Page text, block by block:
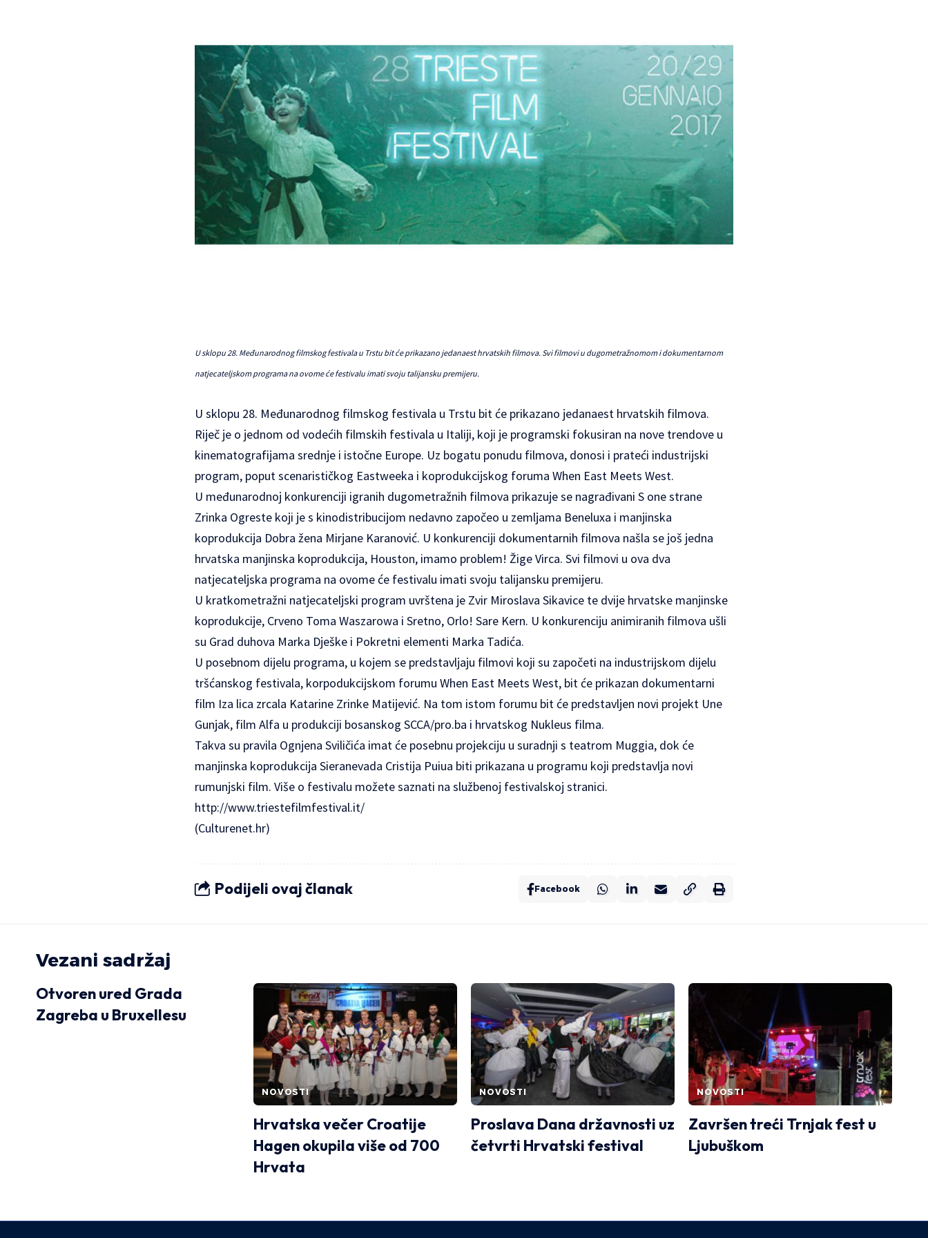
U sklopu 28. Međunarodnog filmskog festivala u Trstu bit će prikazano jedanaest hrvatskih filmova. Svi filmovi u dugometražnomom i dokumentarnom
natjecateljskom programa na ovome će festivalu imati svoju talijansku premijeru.
U sklopu 28. Međunarodnog filmskog festivala u Trstu bit će prikazano jedanaest hrvatskih filmova.
Riječ je o jednom od vodećih filmskih festivala u Italiji, koji je programski fokusiran na nove trendove u
kinematografijama srednje i istočne Europe. Uz bogatu ponudu filmova, donosi i prateći industrijski
program, poput scenarističkog Eastweeka i koprodukcijskog foruma When East Meets West.
U međunarodnoj konkurenciji igranih dugometražnih filmova prikazuje se nagrađivani S one strane
Zrinka Ogreste koji je s kinodistribucijom nedavno započeo u zemljama Beneluxa i manjinska
koprodukcija Dobra žena Mirjane Karanović. U konkurenciji dokumentarnih filmova našla se još jedna
hrvatska manjinska koprodukcija, Houston, imamo problem! Žige Virca. Svi filmovi u ova dva
natjecateljska programa na ovome će festivalu imati svoju talijansku premijeru.
U kratkometražni natjecateljski program uvrštena je Zvir Miroslava Sikavice te dvije hrvatske manjinske
koprodukcije, Crveno Toma Waszarowa i Sretno, Orlo! Sare Kern. U konkurenciju animiranih filmova ušli
su Grad duhova Marka Dješke i Pokretni elementi Marka Tadića.
U posebnom dijelu programa, u kojem se predstavljaju filmovi koji su započeti na industrijskom dijelu
tršćanskog festivala, korpodukcijskom forumu When East Meets West, bit će prikazan dokumentarni
film Iza lica zrcala Katarine Zrinke Matijević. Na tom istom forumu bit će predstavljen novi projekt Une
Gunjak, film Alfa u produkciji bosanskog SCCA/pro.ba i hrvatskog Nukleus filma.
Takva su pravila Ognjena Sviličića imat će posebnu projekciju u suradnji s teatrom Muggia, dok će
manjinska koprodukcija Sieranevada Cristija Puiua biti prikazana u programu koji predstavlja novi
rumunjski film. Više o festivalu možete saznati na službenoj festivalskoj stranici.
http://www.triestefilmfestival.it/
(Culturenet.hr)
Podijeli ovaj članak Facebook
Vezani sadržaj
Otvoren ured Grada
Zagreba u Bruxellesu
NOVOSTI
Hrvatska večer Croatije
Hagen okupila više od 700
Hrvata
NOVOSTI
Proslava Dana državnosti uz
četvrti Hrvatski festival
NOVOSTI
Završen treći Trnjak fest u
Ljubuškom